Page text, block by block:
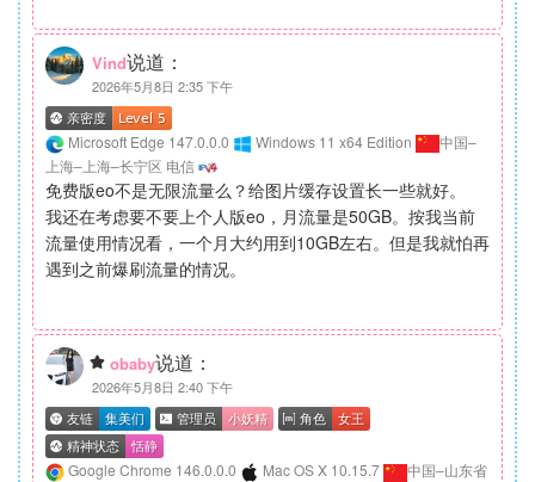
Vind说道：
2026年5月8日 2:35 下午
Microsoft Edge 147.0.0.0 Windows 11 x64 Edition
中国–
上海–上海–长宁区 电信
免费版eo不是无限流量么？给图片缓存设置长一些就好。
我还在考虑要不要上个人版eo，月流量是50GB。按我当前
流量使用情况看，一个月大约用到10GB左右。但是我就怕再
遇到之前爆刷流量的情况。
obaby说道：
2026年5月8日 2:40 下午
Google Chrome 146.0.0.0 Mac OS X 10.15.7
中国–山东省